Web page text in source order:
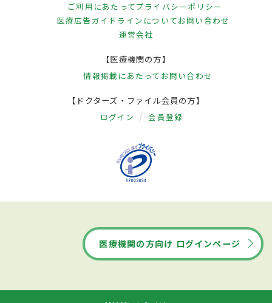
ご利用にあたってプライバシーポリシー
医療広告ガイドラインについてお問い合わせ
運営会社
【医療機関の方】
情報掲載にあたって お問い合わせ
【ドクターズ・ファイル会員の方】
ログイン 会員登録
医療機関の方向け ログインページ